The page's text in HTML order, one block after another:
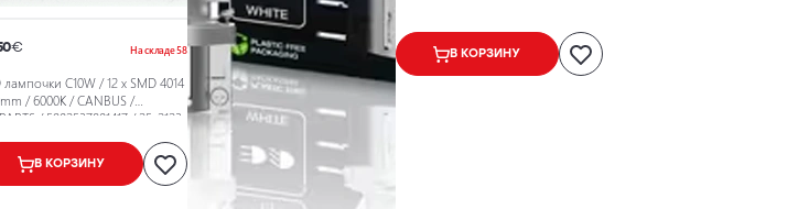
€ На складе 58
лампочки C10W / 12 x SMD 4014
/ 6000K / CANBUS /
/ 5902537801417 / 25-2123
В КОРЗИНУ
В КОРЗИНУ